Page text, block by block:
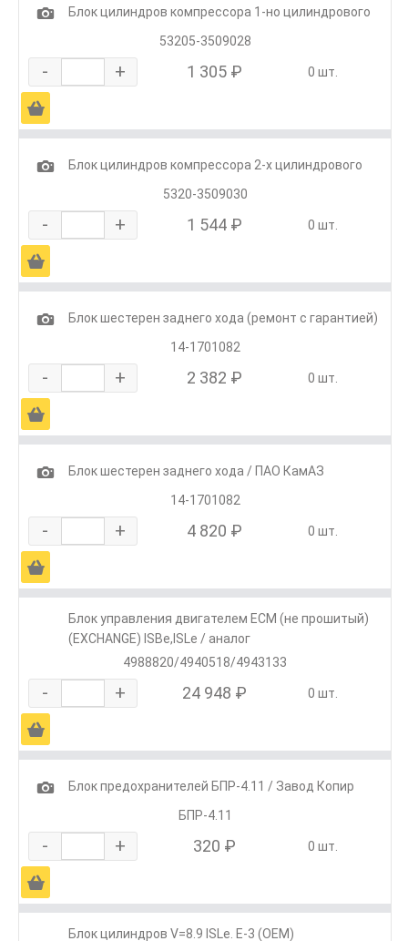
1
Блок цилиндров компрессора 1-но цилиндрового
53205-3509028
- + 1 305 ₽ 0 шт.
Ä
1
Блок цилиндров компрессора 2-х цилиндрового
5320-3509030
- + 1 544 ₽ 0 шт.
Ä
1
Блок шестерен заднего хода (ремонт с гарантией)
14-1701082
- + 2 382 ₽ 0 шт.
Ä
1
Блок шестерен заднего хода / ПАО КамАЗ
14-1701082
- + 4 820 ₽ 0 шт.
Ä
Блок управления двигателем ECM (не прошитый)
(EXCHANGE) ISBe,ISLe / аналог
4988820/4940518/4943133
- + 24 948 ₽ 0 шт.
Ä
1
Блок предохранителей БПР-4.11 / Завод Копир
БПР-4.11
- + 320 ₽ 0 шт.
Ä
Блок цилиндров V=8.9 ISLe. E-3 (ОЕМ)